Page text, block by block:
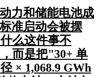
力和储能电池成
准启动会被摆
么这件事不
而是把"30+ 单
× 1,068.9 GWh